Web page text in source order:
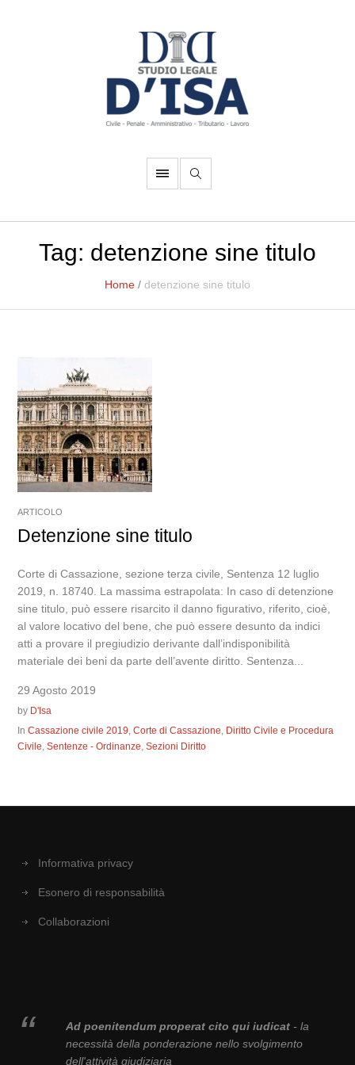
Tag: detenzione sine titulo
Home / detenzione sine titulo
ARTICOLO
Detenzione sine titulo
Corte di Cassazione, sezione terza civile, Sentenza 12 luglio
2019, n. 18740. La massima estrapolata: In caso di detenzione
sine titulo, può essere risarcito il danno figurativo, riferito, cioè,
al valore locativo del bene, che può essere desunto da indici
atti a provare il pregiudizio derivante dall’indisponibilità
materiale dei beni da parte dell’avente diritto. Sentenza...
29 Agosto 2019
by D'Isa
InCassazione civile 2019,Corte di Cassazione, Diritto Civile e Procedura
Civile,Sentenze - Ordinanze,Sezioni Diritto
Informativa privacy
Esonero di responsabilità
Collaborazioni
Ad poenitendum properat cito qui iudicat- la
necessità della ponderazione nello svolgimento
dell'attività giudiziaria